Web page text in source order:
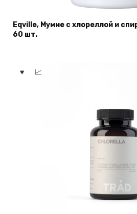
Eqville, Мумие с хлореллой и
60 шт.